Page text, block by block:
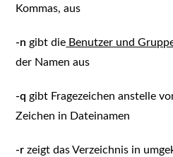
Kommas, aus
-n gibt die Benutzer und
der Namen aus
-q gibt Fragezeichen anstelle
Zeichen in Dateinamen
-rzeigt das Verzeichnis in